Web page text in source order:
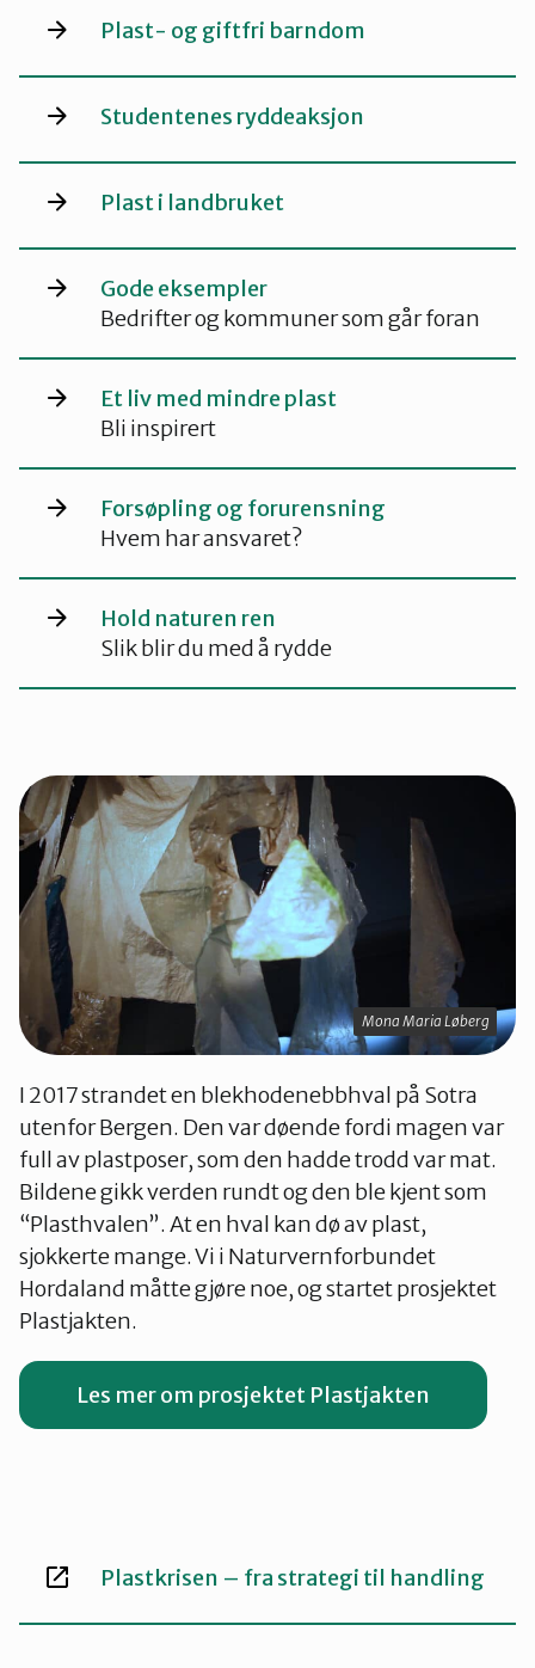
Plast- og giftfri barndom
Studentenes ryddeaksjon
Plast i landbruket
Gode eksempler
Bedrifter og kommuner som går foran
Et liv med mindre plast
Bli inspirert
Forsøpling og forurensning
Hvem har ansvaret?
Hold naturen ren
Slik blir du med å rydde
I 2017 strandet en blekhodenebbhval på Sotra
utenfor Bergen. Den var døende fordi magen var
full av plastposer, som den hadde trodd var mat.
Bildene gikk verden rundt og den ble kjent som
“Plasthvalen”. At en hval kan dø av plast,
sjokkerte mange. Vi i Naturvernforbundet
Hordaland måtte gjøre noe, og startet prosjektet
Plastjakten.
Les mer om prosjektet Plastjakten
Mona Maria Løberg
Plastkrisen – fra strategi til handling